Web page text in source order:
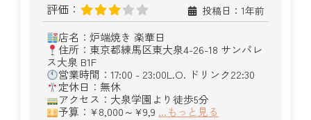
評価：
投稿日：1年前
店名：炉端焼き 楽華日
住所：東京都練馬区東大泉4-26-18 サンパレ
ス大泉 B1F
営業時間：17:00 - 23:00L.O. ドリンク22:30
定休日：無休
アクセス：大泉学園より徒歩5分
予算：¥8,000～¥9,9 ...もっと見る